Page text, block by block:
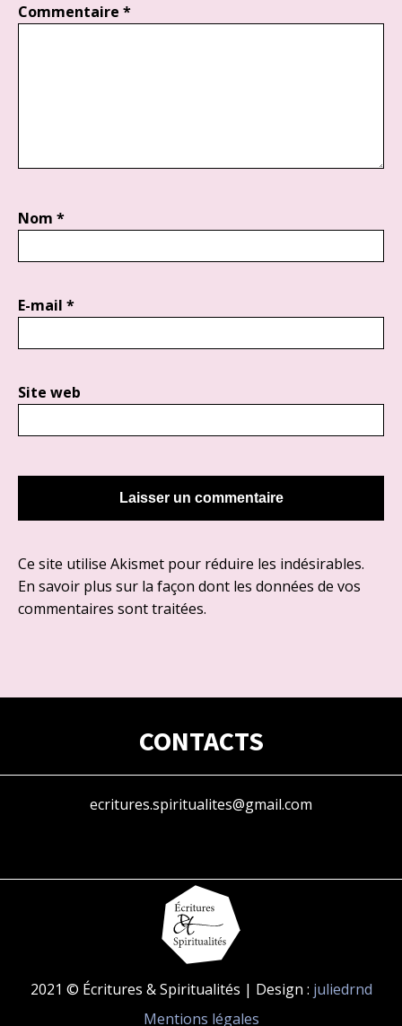
Commentaire *
Nom *
E-mail *
Site web
Ce site utilise Akismet pour réduire les indésirables.
En savoir plus sur la façon dont les données de vos
commentaires sont traitées.
CONTACTS
ecritures.spiritualites@gmail.com
2021 © Écritures & Spiritualités | Design : juliedrnd
Mentions légales